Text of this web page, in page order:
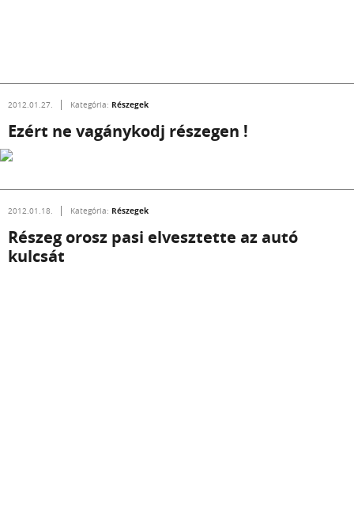
2012.01.27. Kategória: Részegek
Ezért ne vagánykodj részegen !
2012.01.18. Kategória: Részegek
Részeg orosz pasi elvesztette az autó
kulcsát